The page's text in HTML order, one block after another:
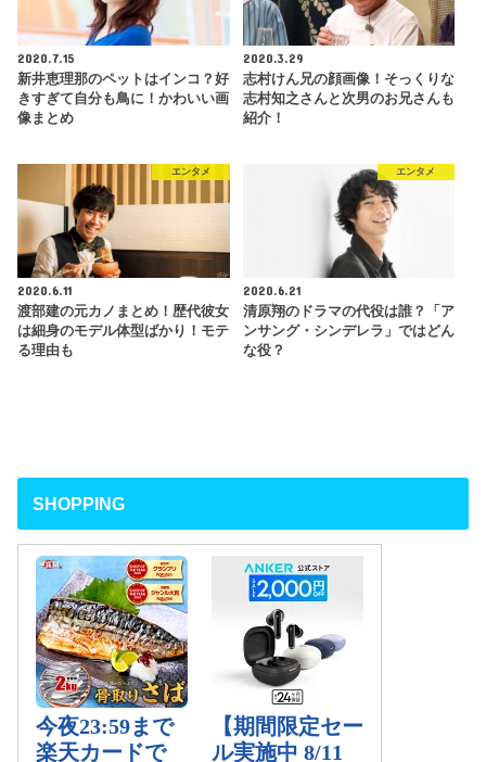
2020.7.15
新井恵理那のペットはインコ？好
きすぎて自分も鳥に！かわいい画
像まとめ
2020.3.29
志村けん兄の顔画像！そっくりな
志村知之さんと次男のお兄さんも
紹介！
エンタメ
2020.6.11
渡部建の元カノまとめ！歴代彼女
は細身のモデル体型ばかり！モテ
る理由も
エンタメ
2020.6.21
清原翔のドラマの代役は誰？「ア
ンサング・シンデレラ」ではどん
な役？
SHOPPING